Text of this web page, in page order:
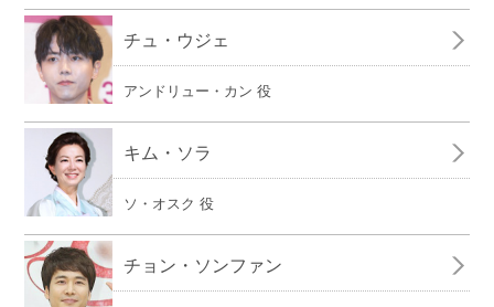
チュ・ウジェ
アンドリュー・カン 役
キム・ソラ
ソ・オスク 役
チョン・ソンファン